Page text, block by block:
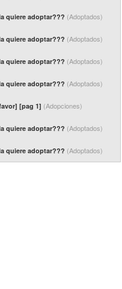
quiere adoptar??? (Adoptados)
quiere adoptar??? (Adoptados)
quiere adoptar??? (Adoptados)
quiere adoptar??? (Adoptados)
[pag 1] (Adopciones)
quiere adoptar??? (Adoptados)
quiere adoptar??? (Adoptados)